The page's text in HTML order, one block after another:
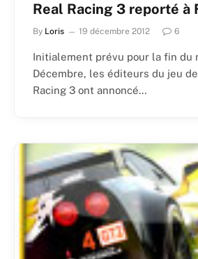
Real Racing 3 reporté à
By Loris 19 décembre 2012 6
Initialement prévu pour la fin du
Décembre, les éditeurs du jeu
Racing 3 ont annoncé…